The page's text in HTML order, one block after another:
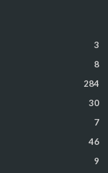
3
8
284
30
7
46
9